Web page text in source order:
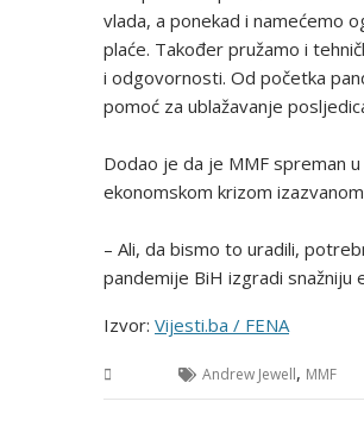
vlada, a ponekad i namećemo
plaće. Također pružamo i
i odgovornosti. Od početka
pomoć za ublažavanje
Dodao je da je MMF spreman
ekonomskom krizom
– Ali, da bismo to uradili,
pandemije BiH izgradi snažniju
Izvor: Vijesti.ba / FENA
Andrew Jewell, MMF